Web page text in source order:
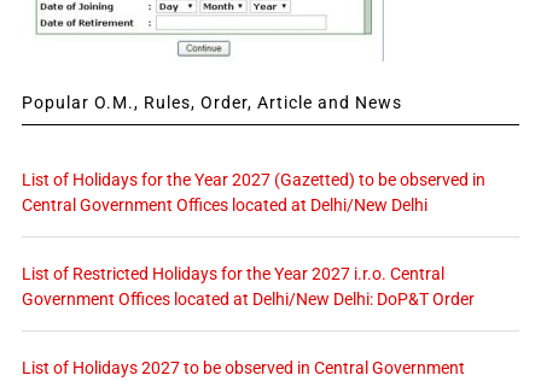
Popular O.M., Rules, Order, Article and News
List of Holidays for the Year 2027 (Gazetted) to be observed in
Central Government Offices located at Delhi/New Delhi
List of Restricted Holidays for the Year 2027 i.r.o. Central
Government Offices located at Delhi/New Delhi: DoP&T Order
List of Holidays 2027 to be observed in Central Government